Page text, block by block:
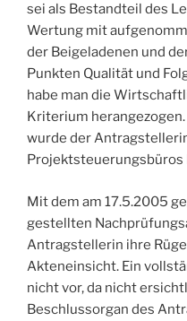
sei als Bestandteil des
Wertung mit
der Beigeladenen und
Punkten Qualität und
habe man die
Kriterium
wurde der
Projektsteuerungsbüros
Mit dem am 17.5.2005
gestellten
Antragstellerin ihre
Akteneinsicht. Ein
nicht vor, da nicht
Beschlussorgan des